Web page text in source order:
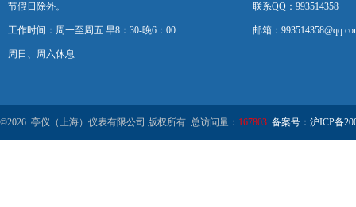
节假日除外。
工作时间：周一至周五 早8：30-晚6：00
周日、周六休息
联系QQ：993514358
邮箱：
©2026 亭仪（上海）仪表有限公司 版权所有 总访问量： 167803 备案号：沪ICP备